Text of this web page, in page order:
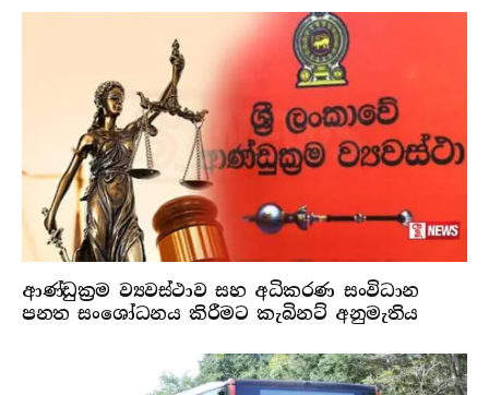
ආණ්ඩුක්‍රම ව්‍යවස්ථාව සහ අධිකරණ සංවිධාන
පනත සංශෝධනය කිරීමට කැබිනට් අනුමැතිය